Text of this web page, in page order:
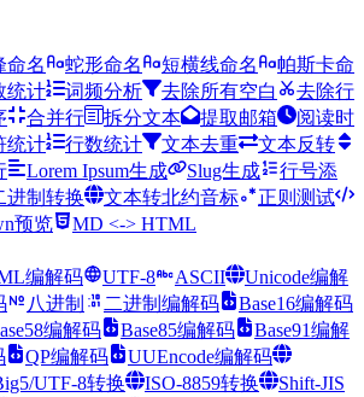
命名 蛇形命名 短横线命名
帕斯卡命
统计 词频分析 去除所有空白
去除行
合并行 拆分文本 提取邮箱
阅读时
统计 行数统计 文本去重
文本反转
Lorem Ipsum生成 Slug生成
行号添
进制转换 文本转北约音标
正则测试
预览
MD <-> HTML
编解码 UTF-8 ASCII
Unicode编解
八进制 二进制编解码
Base16编解码
编解码 Base85编解码
Base91编解
QP编解码
UUEncode编解码
UTF-8转换 ISO-8859转换
Shift-JIS